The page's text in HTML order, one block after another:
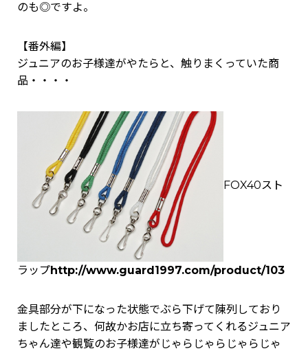
のも◎ですよ。
【番外編】
ジュニアのお子様達がやたらと、触りまくっていた商
品・・・・
FOX40スト
ラップhttp://www.guard1997.com/product/103
金具部分が下になった状態でぶら下げて陳列しており
ましたところ、何故かお店に立ち寄ってくれるジュニア
ちゃん達や観覧のお子様達がじゃらじゃらじゃらじゃ